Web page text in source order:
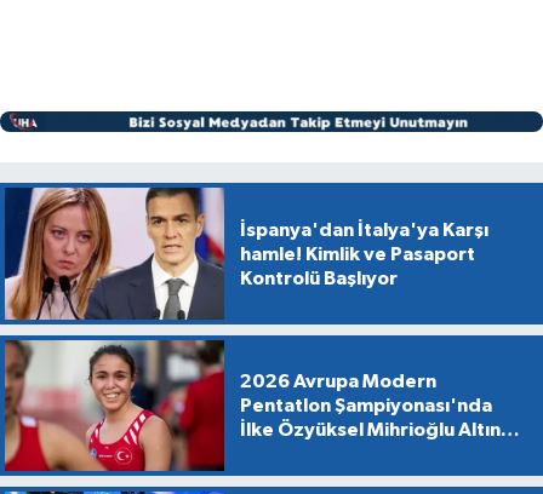
İspanya'dan İtalya'ya Karşı
hamle! Kimlik ve Pasaport
Kontrolü Başlıyor
2026 Avrupa Modern
Pentatlon Şampiyonası'nda
İlke Özyüksel Mihrioğlu Altın